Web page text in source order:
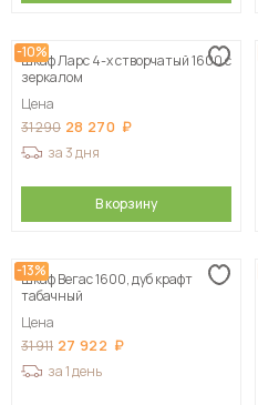
-10%
Шкаф Ларс 4-х створчатый 1600 с
зеркалом
Цена
31 290 28 270
за 3 дня
В корзину
-13%
Шкаф Вегас 1600, дуб крафт
табачный
Цена
31 911 27 922
за 1 день